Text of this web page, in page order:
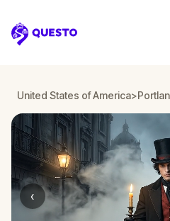
Questo
United States of America>
‹